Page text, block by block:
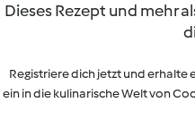
Dieses Rezept und mehr
Registriere dich jetzt und erhalte
ein in die kulinarische Welt von